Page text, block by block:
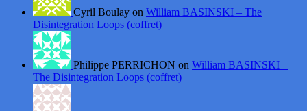
Cyril Boulay on William BASINSKI – The
Disintegration Loops (coffret)
Philippe PERRICHON on William BASINSKI –
The Disintegration Loops (coffret)